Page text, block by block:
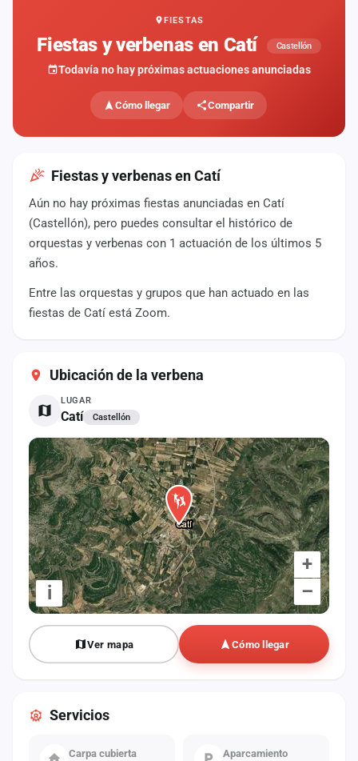
FIESTAS
Fiestas y verbenas en Catí Castellón
Todavía no hay próximas actuaciones anunciadas
Cómo llegar Compartir
Fiestas y verbenas en Catí
Aún no hay próximas fiestas anunciadas en Catí
(Castellón), pero puedes consultar el histórico de
orquestas y verbenas con 1 actuación de los últimos 5
años.
Entre las orquestas y grupos que han actuado en las
fiestas de Catí está Zoom.
Ubicación de la verbena
LUGAR
Catí Castellón
+
–
i
Ver mapa Cómo llegar
Servicios
Carpa cubierta Aparcamiento
fiestas
Vídeos
Anuncios
Iniciar
cuenta
Administración
Contacto